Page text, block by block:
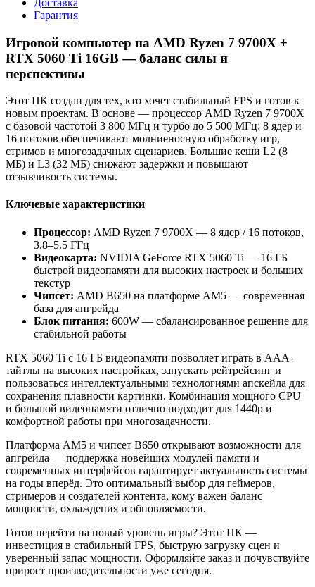
Гарантия
Игровой компьютер на AMD Ryzen 7 9700X +
RTX 5060 Ti 16GB — баланс силы и
перспективы
Этот ПК создан для тех, кто хочет стабильный FPS и готов к
новым проектам. В основе — процессор AMD Ryzen 7 9700X
с базовой частотой 3 800 МГц и турбо до 5 500 МГц: 8 ядер и
16 потоков обеспечивают молниеносную обработку игр,
стримов и многозадачных сценариев. Большие кеши L2 (8
МБ) и L3 (32 МБ) снижают задержки и повышают
отзывчивость системы.
Ключевые характеристики
Процессор: AMD Ryzen 7 9700X — 8 ядер / 16 потоков,
3.8–5.5 ГГц
Видеокарта: NVIDIA GeForce RTX 5060 Ti — 16 ГБ
быстрой видеопамяти для высоких настроек и больших
текстур
Чипсет: AMD B650 на платформе AM5 — современная
база для апгрейда
Блок питания: 600W — сбалансированное решение для
стабильной работы
RTX 5060 Ti с 16 ГБ видеопамяти позволяет играть в AAA-
тайтлы на высоких настройках, запускать рейтрейсинг и
пользоваться интеллектуальными технологиями апскейла для
сохранения плавности картинки. Комбинация мощного CPU
и большой видеопамяти отлично подходит для 1440p и
комфортной работы при многозадачности.
Платформа AM5 и чипсет B650 открывают возможности для
апгрейда — поддержка новейших модулей памяти и
современных интерфейсов гарантирует актуальность системы
на годы вперёд. Это оптимальный выбор для геймеров,
стримеров и создателей контента, кому важен баланс
мощности, охлаждения и обновляемости.
Готов перейти на новый уровень игры? Этот ПК —
инвестиция в стабильный FPS, быструю загрузку сцен и
уверенный запас мощности. Оформляйте заказ и почувствуйте
прирост производительности уже сегодня.